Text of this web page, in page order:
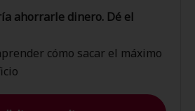
ahorrarle dinero. Dé el
cómo sacar el máximo